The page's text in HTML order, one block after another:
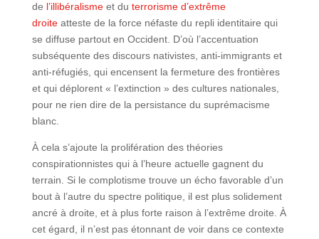
de l’illibéralismeet du terrorisme d’extrême
droiteatteste de la force néfaste du repli identitaire qui
se diffuse partout en Occident. D’où l’accentuation
subséquente des discours nativistes, anti-immigrants et
anti-réfugiés, qui encensent la fermeture des frontières
et qui déplorent « l’extinction » des cultures nationales,
pour ne rien dire de la persistance du suprémacisme
blanc.
À cela s’ajoute la prolifération des théories
conspirationnistes qui à l’heure actuelle gagnent du
terrain. Si le complotisme trouve un écho favorable d’un
bout à l’autre du spectre politique, il est plus solidement
ancré à droite, et à plus forte raison à l’extrême droite. À
cet égard, il n’est pas étonnant de voir dans ce contexte